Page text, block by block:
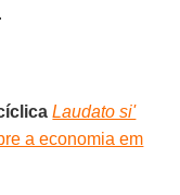
.
Laudato si'
a economia em